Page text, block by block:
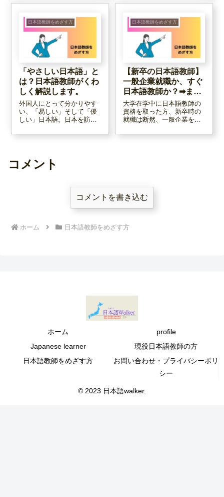
歴書を書いたことのある方
も、再度「常識」をご確認
ください。
日本語教師をめざす方
「やさしい日本語」と
は？日本語教師がくわ
しく解説します。
外国人にとって分かりやす
い、「易しい」そして「優
しい」日本語。日本を訪れ
後ますます重要度が増して
何？」という方に、この記
事で一日本語教師がくわし
日本語教師をめざす方
【新卒の日本語教師】
一般企業就職か、すぐ
日本語教師か？➡まず
は企業へ！
大学在学中に日本語教師の
資格を取った方、新卒時の
就職は断然、一般企業をお
とめた記事です。まずは一
コメント
コメントを書き込む
ホーム 日本語教師をめざす方
ホーム
profile
Japanese learner
現役日本語教師の方
日本語教師をめざす方
お問い合わせ・プライバシーポリ
シー
© 2023 日本語walker.